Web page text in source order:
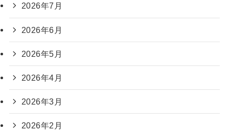
2026年7月
2026年6月
2026年5月
2026年4月
2026年3月
2026年2月